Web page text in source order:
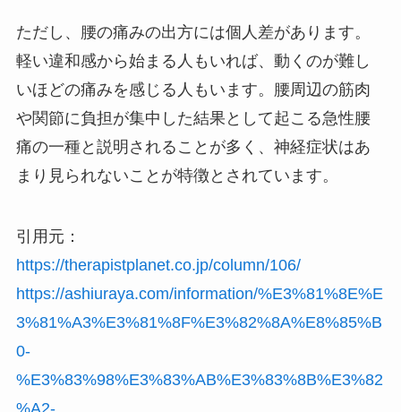
ただし、腰の痛みの出方には個人差があります。
軽い違和感から始まる人もいれば、動くのが難し
いほどの痛みを感じる人もいます。腰周辺の筋肉
や関節に負担が集中した結果として起こる急性腰
痛の一種と説明されることが多く、神経症状はあ
まり見られないことが特徴とされています。
引用元：
https://therapistplanet.co.jp/column/106/
https://ashiuraya.com/information/%E3%81%8E%E
3%81%A3%E3%81%8F%E3%82%8A%E8%85%B
0-
%E3%83%98%E3%83%AB%E3%83%8B%E3%82
%A2-